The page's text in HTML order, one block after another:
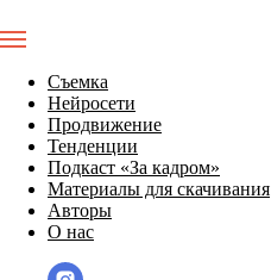
Съемка
Нейросети
Продвижение
Тенденции
Подкаст «За кадром»
Материалы для скачивания
Авторы
О нас